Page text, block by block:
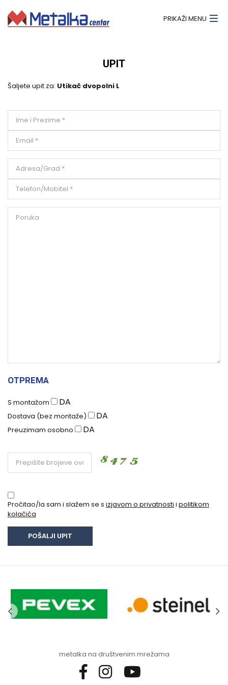
PRIKAŽI MENU
UPIT
Šaljete upit za: Utikač dvopolni L
OTPREMA
S montažom DA
Dostava (bez montaže) DA
Preuzimam osobno DA
Pročitao/la sam i slažem se s izjavom o privatnosti i politikom
kolačića
metalka na društvenim mrežama